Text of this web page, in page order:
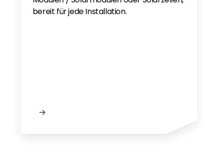
Solis Manufacturer Power Limit
Declaration - EN
Solis Warranty Europe 2025 EN Non UK
bereit für jede Installation.